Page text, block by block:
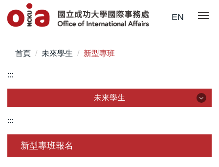
到
區
EN
首頁 未來學生 新型專班
:::
未來學生
認識成大
:::
新型專班報名